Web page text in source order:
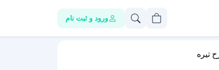
ورود و ثبت نام
تیره